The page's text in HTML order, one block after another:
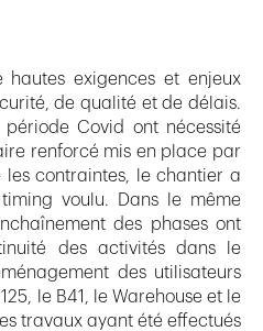
hautes exigences et enjeux
de qualité et de délais.
période Covid ont nécessité
renforcé mis en place par
les contraintes, le chantier a
voulu. Dans le même
des phases ont
des activités dans le
des utilisateurs
le B41, le Warehouse et le
travaux ayant été effectués